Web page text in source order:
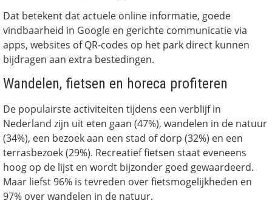
Dat betekent dat actuele online informatie, goede
vindbaarheid in Google en gerichte communicatie via
apps, websites of QR-codes op het park direct kunnen
bijdragen aan extra bestedingen.
Wandelen, fietsen en horeca profiteren
De populairste activiteiten tijdens een verblijf in
Nederland zijn uit eten gaan (47%), wandelen in de natuur
(34%), een bezoek aan een stad of dorp (32%) en een
terrasbezoek (29%). Recreatief fietsen staat eveneens
hoog op de lijst en wordt bijzonder goed gewaardeerd.
Maar liefst 96% is tevreden over fietsmogelijkheden en
97% over wandelen in de natuur.